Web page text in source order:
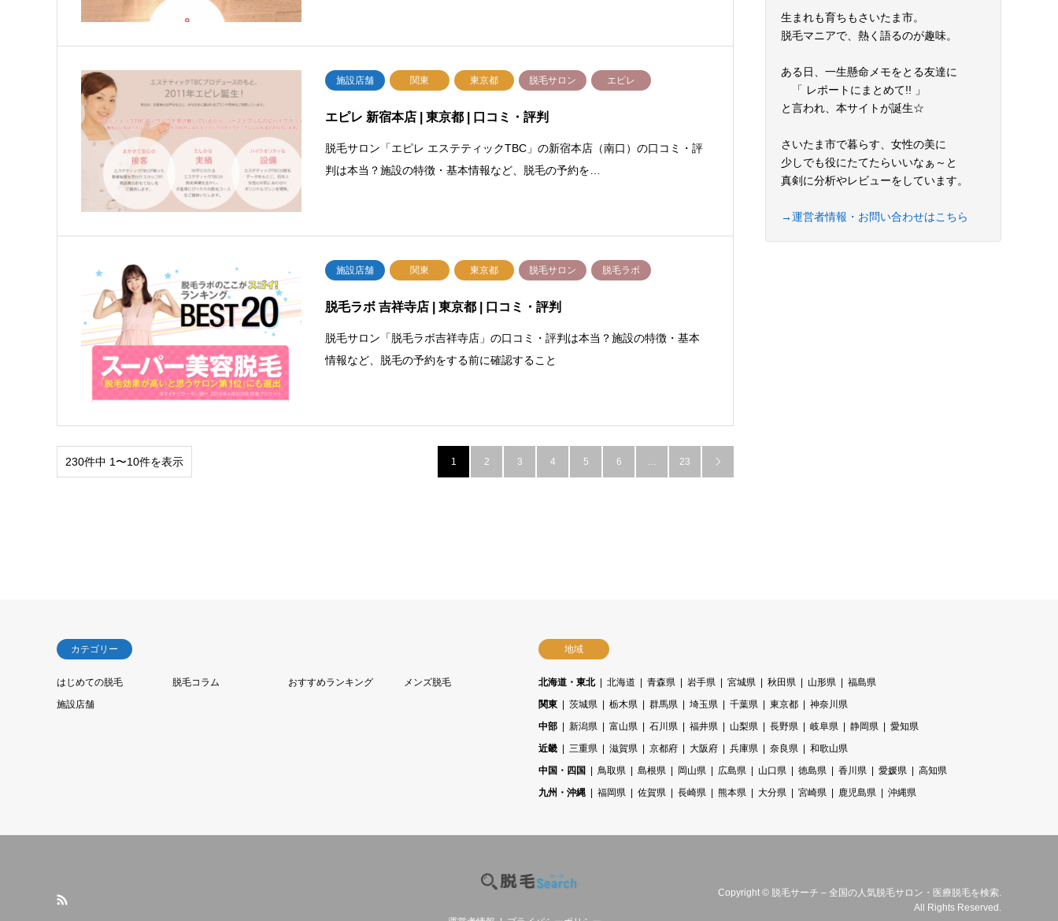
施設店舗 関東 東京都 脱毛サロン エピレ
エピレ 新宿本店 | 東京都 | 口コミ・評判
脱毛サロン「エピレ エステティックTBC」の新宿本店（南口）の口コミ・評
判は本当？施設の特徴・基本情報など、脱毛の予約を…
施設店舗 関東 東京都 脱毛サロン 脱毛ラボ
脱毛ラボ 吉祥寺店 | 東京都 | 口コミ・評判
脱毛サロン「脱毛ラボ吉祥寺店」の口コミ・評判は本当？施設の特徴・基本
情報など、脱毛の予約をする前に確認すること
230件中 1〜10件を表示 1 2 3 4 5 6 … 23 
生まれも育ちもさいたま市。
脱毛マニアで、熱く語るのが趣味。
ある日、一生懸命メモをとる友達に
「 レポートにまとめて!! 」
と言われ、本サイトが誕生☆
さいたま市で暮らす、女性の美に
少しでも役にたてたらいいなぁ～と
真剣に分析やレビューをしています。
→運営者情報・お問い合わせはこちら
カテゴリー
はじめての脱毛 脱毛コラム おすすめランキング
メンズ脱毛
施設店舗
地域
北海道・東北 北海道 青森県 岩手県 宮城県 秋田県 山形県
福島県
関東
茨城県 栃木県 群馬県 埼玉県 千葉県 東京都
神奈川県
中部
新潟県 富山県 石川県 福井県 山梨県 長野県 岐阜県 静岡県
愛知県
近畿
三重県 滋賀県 京都府 大阪府 兵庫県 奈良県
和歌山県
中国・四国
鳥取県 島根県 岡山県 広島県 山口県 徳島県 香川県 愛媛県
高知県
九州・沖縄
福岡県 佐賀県 長崎県 熊本県 大分県 宮崎県 鹿児島県 沖縄県
Copyright © 脱毛サーチ – 全国の人気脱毛サロン・医療脱毛を検索.
All Rights Reserved.